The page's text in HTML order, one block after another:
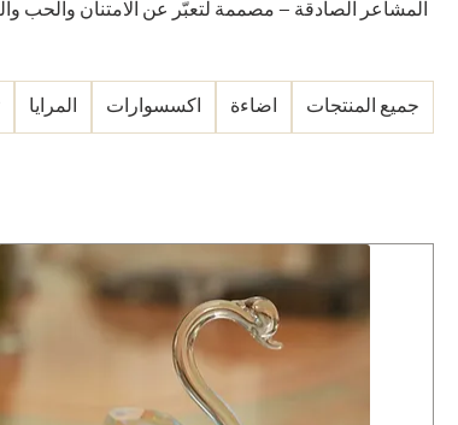
المشاعر الصادقة — مصممة لتعبّر عن الامتنان والحب
جميع المنتجات اضاءة اكسسوارات المرايا